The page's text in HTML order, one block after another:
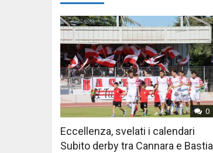
0
Eccellenza, svelati i calendari
Subito derby tra Cannara e Bastia